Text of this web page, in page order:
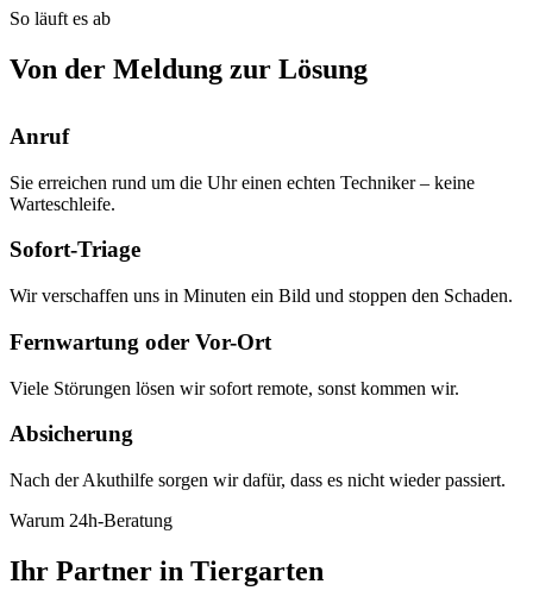
So läuft es ab
Von der Meldung zur Lösung
Anruf
Sie erreichen rund um die Uhr einen echten Techniker – keine
Warteschleife.
Sofort-Triage
Wir verschaffen uns in Minuten ein Bild und stoppen den Schaden.
Fernwartung oder Vor-Ort
Viele Störungen lösen wir sofort remote, sonst kommen wir.
Absicherung
Nach der Akuthilfe sorgen wir dafür, dass es nicht wieder passiert.
Warum 24h-Beratung
Ihr Partner in Tiergarten